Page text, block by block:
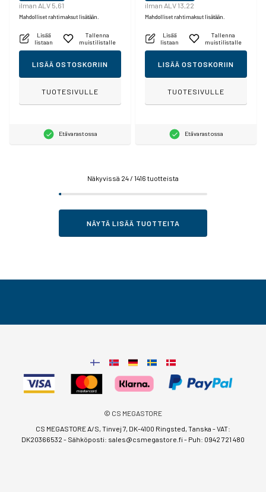
ilman ALV 5,61
Mahdolliset rahtimaksut lisätään.
Lisää
listaan
Tallenna
muistilistalle
LISÄÄ OSTOSKORIIN
TUOTESIVULLE
Etävarastossa
ilman ALV 13,22
Mahdolliset rahtimaksut lisätään.
Lisää
listaan
Tallenna
muistilistalle
LISÄÄ OSTOSKORIIN
TUOTESIVULLE
Etävarastossa
Näkyvissä 24 / 1416 tuotteista
NÄYTÄ LISÄÄ TUOTTEITA
© CS MEGASTORE
CS MEGASTORE A/S, Tinvej 7, DK-4100 Ringsted, Tanska - VAT:
DK20366532 - Sähköposti: sales@csmegastore.fi- Puh: 0942 721 480